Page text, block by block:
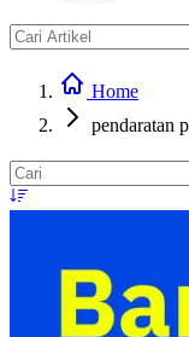
Home
pendaratan